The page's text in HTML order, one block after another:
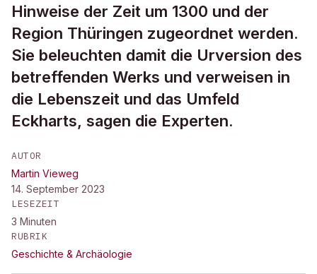
Hinweise der Zeit um 1300 und der
Region Thüringen zugeordnet werden.
Sie beleuchten damit die Urversion des
betreffenden Werks und verweisen in
die Lebenszeit und das Umfeld
Eckharts, sagen die Experten.
AUTOR
Martin Vieweg
14. September 2023
LESEZEIT
3 Minuten
RUBRIK
Geschichte & Archäologie